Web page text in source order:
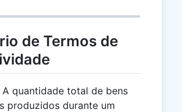
de Termos de
A quantidade total de bens
produzidos durante um